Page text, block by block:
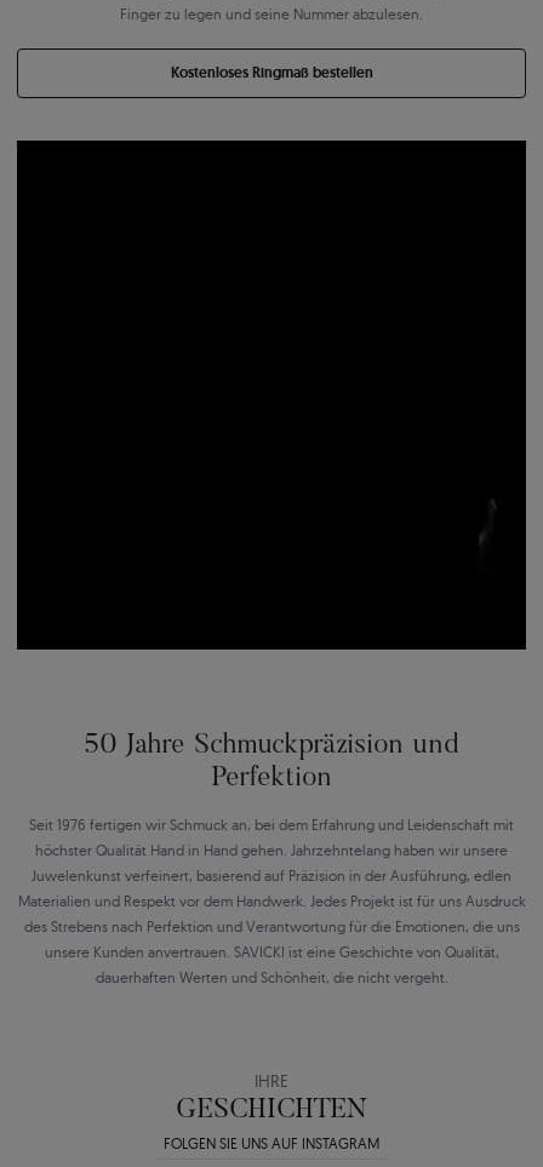
Finger zu legen und seine Nummer abzulesen.
Kostenloses Ringmaß bestellen
50 Jahre Schmuckpräzision und
Perfektion
Seit 1976 fertigen wir Schmuck an, bei dem Erfahrung und Leidenschaft mit
höchster Qualität Hand in Hand gehen. Jahrzehntelang haben wir unsere
Juwelenkunst verfeinert, basierend auf Präzision in der Ausführung, edlen
Materialien und Respekt vor dem Handwerk. Jedes Projekt ist für uns Ausdruck
des Strebens nach Perfektion und Verantwortung für die Emotionen, die uns
unsere Kunden anvertrauen. SAVICKI ist eine Geschichte von Qualität,
dauerhaften Werten und Schönheit, die nicht vergeht.
IHRE
GESCHICHTEN
FOLGEN SIE UNS AUF INSTAGRAM